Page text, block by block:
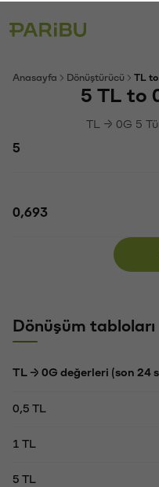
Anasayfa Dönüştürücü TL to
5 TL to
TL → 0G 5
Dönüşüm tabloları
TL → 0G değerleri (son 24
0,5 TL
1 TL
5 TL